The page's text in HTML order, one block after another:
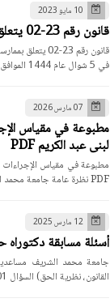
10 مايو 2023
قانون رقم 23-02 يتعلق بممارسة الحق النقابي PDF
في 5 شوال عام 1444 الموافق 25 أبريل سنة 2023، يتعلق…
07 مارس 2026
مطبوعة في مقياس
لبنى عبد الكريم PDF
مطبوعة في مقياس الإجراءات
PDF نظرة عامة جامعة محمد الصديق بن يحي – جيجل - ك…
12 مارس 2025
أسئلة مسابقة دكتوراه حقوق
جامعة محمد الشريف
القانون، نظرية الحق) السؤال 01: (10 نقاط): مدى انطب…